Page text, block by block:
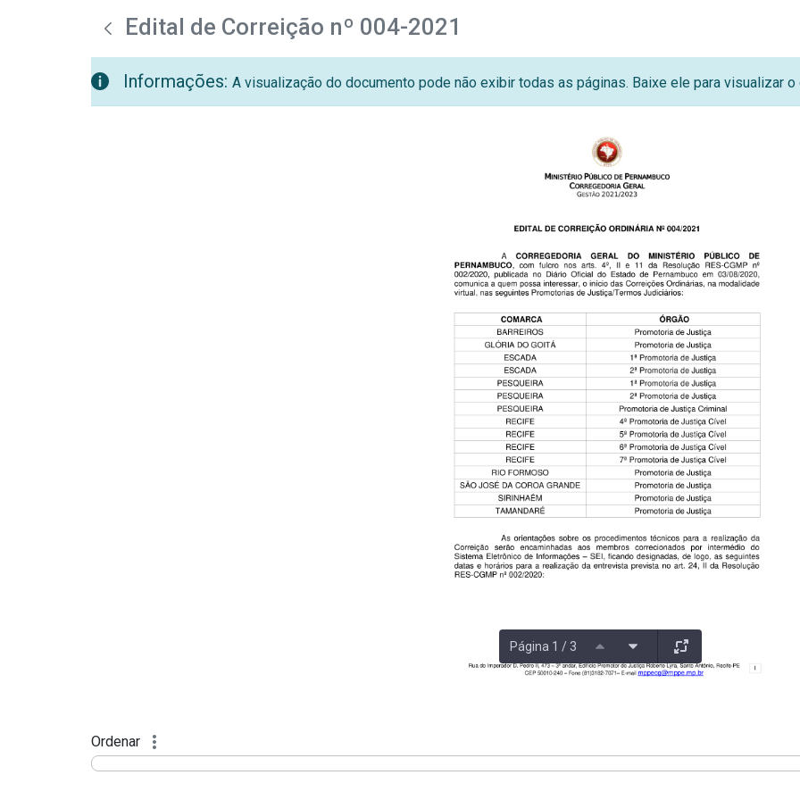
Pular para o Conteúdo principal
teste descricaoEdital de Correição nº 004-2021
Informações: A visualização do documento pode não exibir todas as páginas. Baixe ele para visualizar
Página 1 / 3
Ordenar